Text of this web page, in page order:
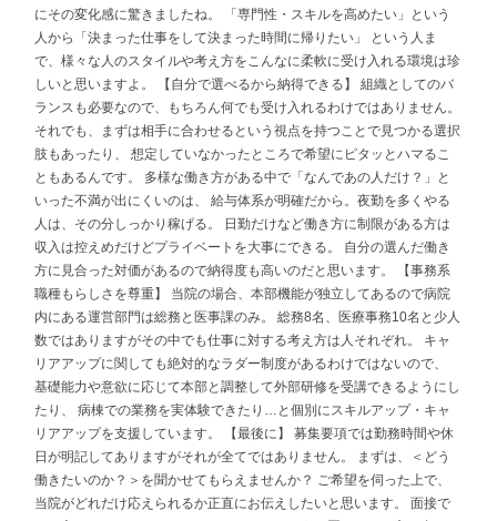
にその変化感に驚きましたね。 「専門性・スキルを高めたい」という
人から「決まった仕事をして決まった時間に帰りたい」 という人ま
で、様々な人のスタイルや考え方をこんなに柔軟に受け入れる環境は珍
しいと思いますよ。 【自分で選べるから納得できる】 組織としてのバ
ランスも必要なので、もちろん何でも受け入れるわけではありません。
それでも、まずは相手に合わせるという視点を持つことで見つかる選択
肢もあったり、 想定していなかったところで希望にピタッとハマるこ
ともあるんです。 多様な働き方がある中で「なんであの人だけ？」と
いった不満が出にくいのは、 給与体系が明確だから。夜勤を多くやる
人は、その分しっかり稼げる。 日勤だけなど働き方に制限がある方は
収入は控えめだけどプライベートを大事にできる。 自分の選んだ働き
方に見合った対価があるので納得度も高いのだと思います。 【事務系
職種もらしさを尊重】 当院の場合、本部機能が独立してあるので病院
内にある運営部門は総務と医事課のみ。 総務8名、医療事務10名と少人
数ではありますがその中でも仕事に対する考え方は人それぞれ。 キャ
リアアップに関しても絶対的なラダー制度があるわけではないので、
基礎能力や意欲に応じて本部と調整して外部研修を受講できるようにし
たり、 病棟での業務を実体験できたり…と個別にスキルアップ・キャ
リアアップを支援しています。 【最後に】 募集要項では勤務時間や休
日が明記してありますがそれが全てではありません。 まずは、＜どう
働きたいのか？＞を聞かせてもらえませんか？ ご希望を伺った上で、
当院がどれだけ応えられるか正直にお伝えしたいと思います。 面接で